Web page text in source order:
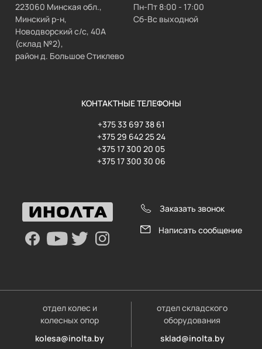
223060 Минская обл.,
Минский р-н,
Новодворский с/с, 40А
(склад №2),
район д. Большое Стиклево
Пн-Пт 8:00 - 17:00
Сб-Вс выходной
КОНТАКТНЫЕ ТЕЛЕФОНЫ
+375 33 697 38 61
+375 29 642 25 24
+375 17 300 20 05
+375 17 300 30 06
Заказать звонок
Написать сообщение
отдел колес и
колесных опор
kolesa@inolta.by
отдел складского
оборудования
sklad@inolta.by